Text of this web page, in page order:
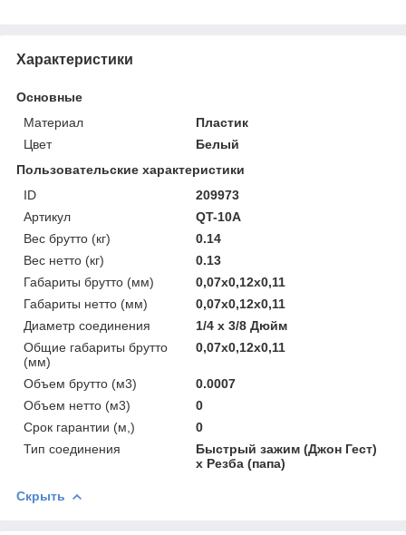
Характеристики
Основные
Материал
Пластик
Цвет
Белый
Пользовательские характеристики
ID
209973
Артикул
QT-10A
Вес брутто (кг)
0.14
Вес нетто (кг)
0.13
Габариты брутто (мм)
0,07x0,12x0,11
Габариты нетто (мм)
0,07x0,12x0,11
Диаметр соединения
1/4 х 3/8 Дюйм
Общие габариты брутто
(мм)
0,07x0,12x0,11
Объем брутто (м3)
0.0007
Объем нетто (м3)
0
Срок гарантии (м,)
0
Тип соединения
Быстрый зажим (Джон Гест)
х Резба (папа)
Скрыть